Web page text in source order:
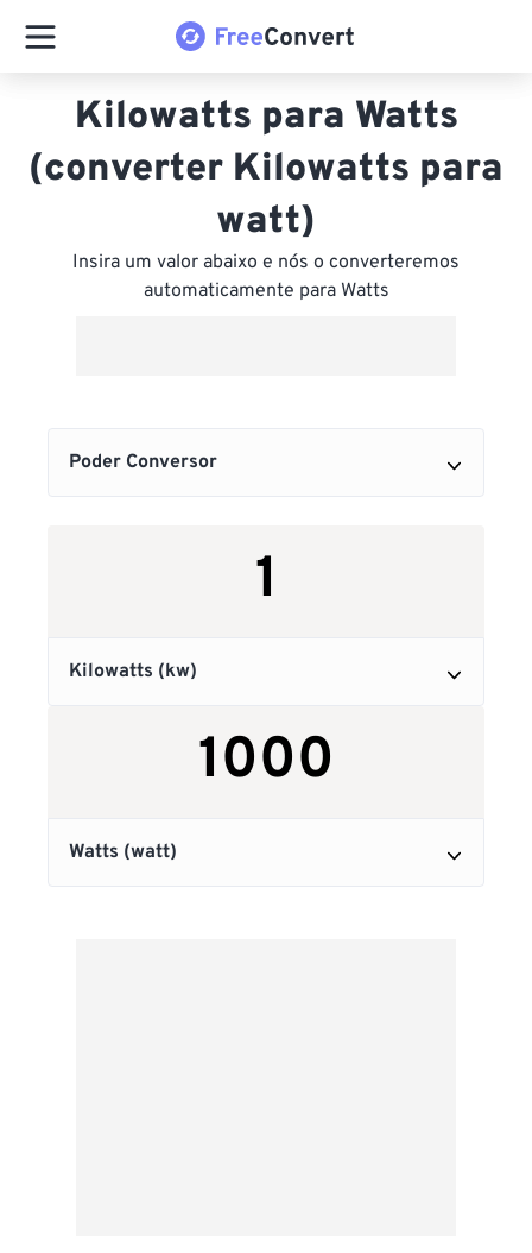
Kilowatts para Watts
(converter Kilowatts para
watt)
Insira um valor abaixo e nós o converteremos
automaticamente para Watts